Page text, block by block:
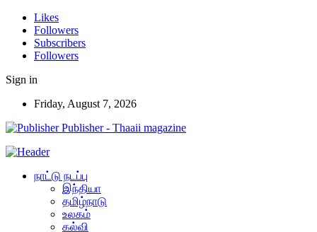
Likes
Followers
Subscribers
Followers
Sign in
Friday, August 7, 2026
Publisher - Thaaii magazine
நாட்டு நடப்பு
இந்தியா
தமிழ்நாடு
உலகம்
கல்வி